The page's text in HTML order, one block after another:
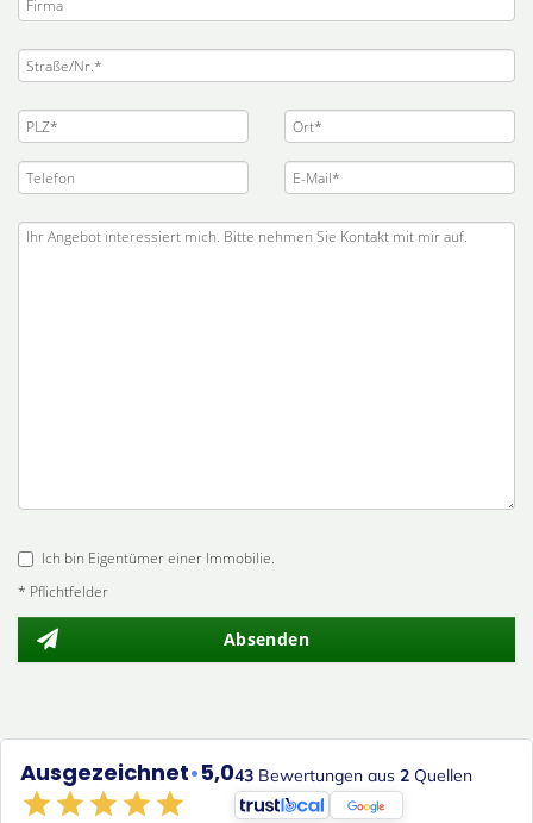
Ich bin Eigentümer einer Immobilie.
* Pflichtfelder
Absenden
Ausgezeichnet•5,043 Bewertungen aus 2 Quellen